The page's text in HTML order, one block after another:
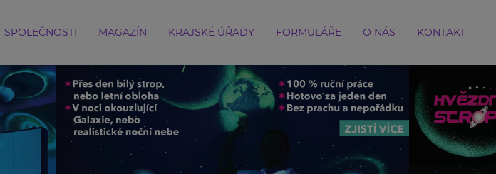
SPOLEČNOSTI MAGAZÍN KRAJSKÉ ÚŘADY FORMULÁŘE O NÁS KONTAKT